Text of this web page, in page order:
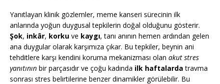
Yanıtlayan klinik gözlemler, meme kanseri sürecinin ilk
anlarında yoğun duygusal tepkilerin doğal olduğunu gösterir.
Şok, inkâr, korku ve kaygı, tanı anının hemen ardından gelen
ana duygular olarak karşımıza çıkar. Bu tepkiler, beynin ani
tehditlere karşı kendini koruma mekanizması olan akut stres
yanıtının bir parçasıdır ve çoğu kadında ilk haftalarda travma
sonrası stres belirtilerine benzer dinamikler görülebilir. Bu